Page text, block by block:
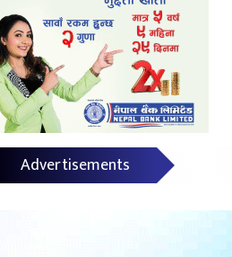
Advertisements